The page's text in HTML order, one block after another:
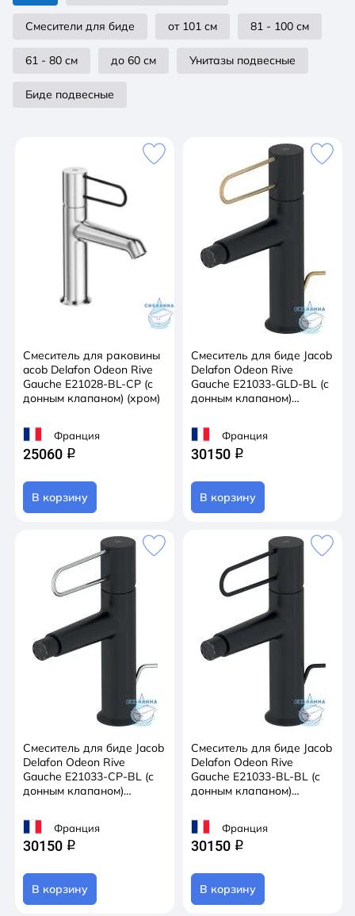
Смесители для биде от 101 см 81 - 100 см
61 - 80 см до 60 см Унитазы подвесные
Биде подвесные
Смеситель для раковины
acob Delafon Odeon Rive
Gauche E21028-BL-CP (с
донным клапаном) (хром)
Франция
25060 q
В корзину
Смеситель для биде Jacob
Delafon Odeon Rive
Gauche E21033-GLD-BL (с
донным клапаном)
Франция
30150 q
В корзину
Смеситель для биде Jacob
Delafon Odeon Rive
Gauche E21033-CP-BL (с
донным клапаном)
Франция
30150 q
В корзину
Смеситель для биде Jacob
Delafon Odeon Rive
Gauche E21033-BL-BL (с
донным клапаном)
Франция
30150 q
В корзину